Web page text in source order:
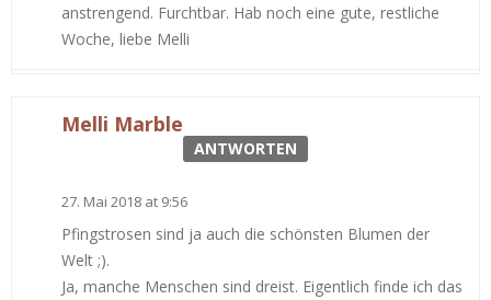
anstrengend. Furchtbar. Hab noch eine gute, restliche
Woche, liebe Melli
Melli Marble
ANTWORTEN
27. Mai 2018 at 9:56
Pfingstrosen sind ja auch die schönsten Blumen der
Welt ;).
Ja, manche Menschen sind dreist. Eigentlich finde ich das